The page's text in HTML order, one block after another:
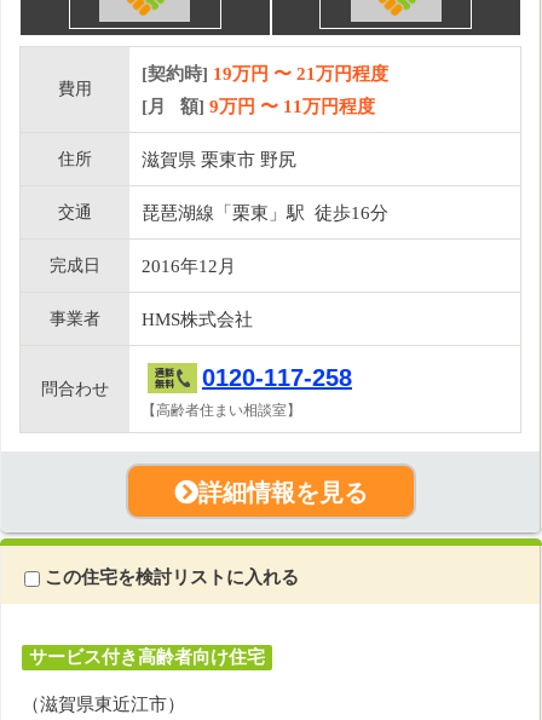
費用
[契約時] 19万円 〜 21万円程度
[月 額] 9万円 〜 11万円程度
住所 滋賀県 栗東市 野尻
交通 琵琶湖線「栗東」駅 徒歩16分
完成日 2016年12月
事業者 HMS株式会社
問合わせ 0120-117-258
【高齢者住まい相談室】
詳細情報を見る
この住宅を検討リストに入れる
サービス付き高齢者向け住宅
（滋賀県東近江市）